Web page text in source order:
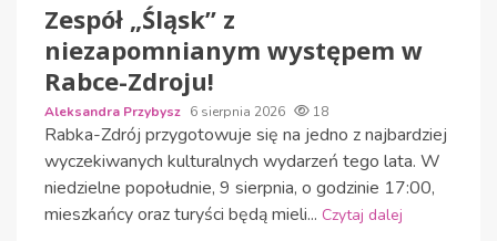
Zespół „Śląsk” z
niezapomnianym występem w
Rabce-Zdroju!
Aleksandra Przybysz 6 sierpnia 2026 18
Rabka-Zdrój przygotowuje się na jedno z najbardziej
wyczekiwanych kulturalnych wydarzeń tego lata. W
niedzielne popołudnie, 9 sierpnia, o godzinie 17:00,
mieszkańcy oraz turyści będą mieli... Czytaj dalej